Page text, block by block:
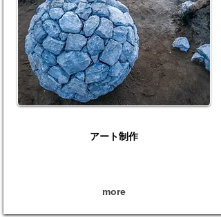
​アート制作
more